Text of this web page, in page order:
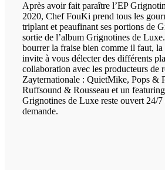
Après avoir fait paraître l’EP
2020, Chef FouKi prend tous les
triplant et peaufinant ses portions de
sortie de l’album Grignotines de
bourrer la fraise bien comme il faut,
invite à vous délecter des différents
collaboration avec les producteurs de
Zayternationale : QuietMike, Pops &
Ruffsound & Rousseau et un
Grignotines de Luxe reste ouvert 24/
demande.